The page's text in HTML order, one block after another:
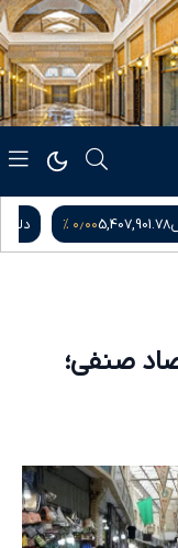
5,407,901.78۰٫۰۰ % دلار
صنفی؛